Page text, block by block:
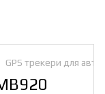
GPS трекери для